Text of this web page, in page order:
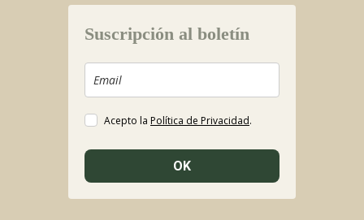
Suscripción al boletín
Acepto la Política de Privacidad.
OK